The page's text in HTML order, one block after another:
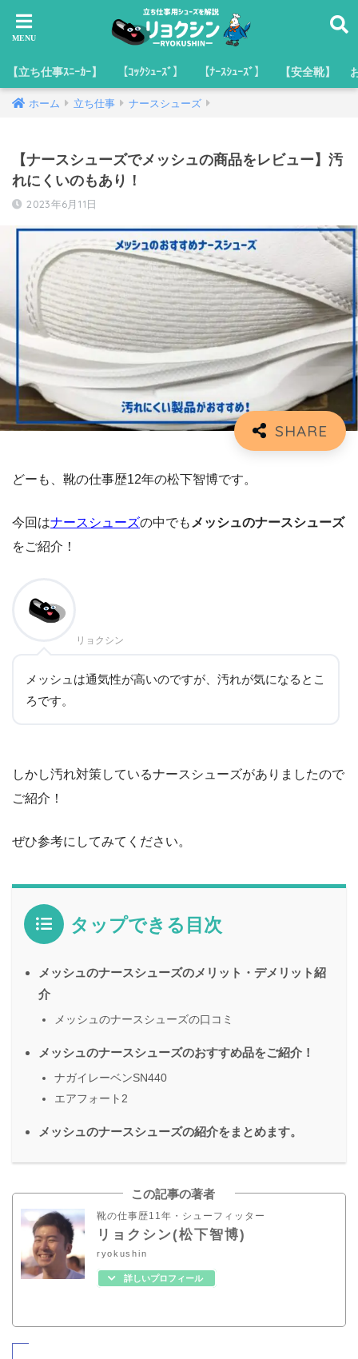
【立ち仕事ｽﾆｰｶｰ】 【ｺｯｸｼｭｰｽﾞ】 【ﾅｰｽｼｭｰｽﾞ】 【安全靴】
ホーム 立ち仕事 ナースシューズ
【ナースシューズでメッシュの商品をレビュー】汚
れにくいのもあり！
2023年6月11日
どーも、靴の仕事歴12年の松下智博です。
今回はナースシューズの中でも メッシュのナースシューズ
をご紹介！
リョクシン
メッシュは通気性が高いのですが、汚れが気になるとこ
ろです。
しかし汚れ対策しているナースシューズがありましたので
ご紹介！
ぜひ参考にしてみてください。
タップできる目次
メッシュのナースシューズのメリット・デメリット紹
介
メッシュのナースシューズの口コミ
メッシュのナースシューズのおすすめ品をご紹介！
ナガイレーベンSN440
エアフォート2
メッシュのナースシューズの紹介をまとめます。
この記事の著者
靴の仕事歴11年・シューフィッター
リョクシン(松下智博)
ryokushin
詳しいプロフィール